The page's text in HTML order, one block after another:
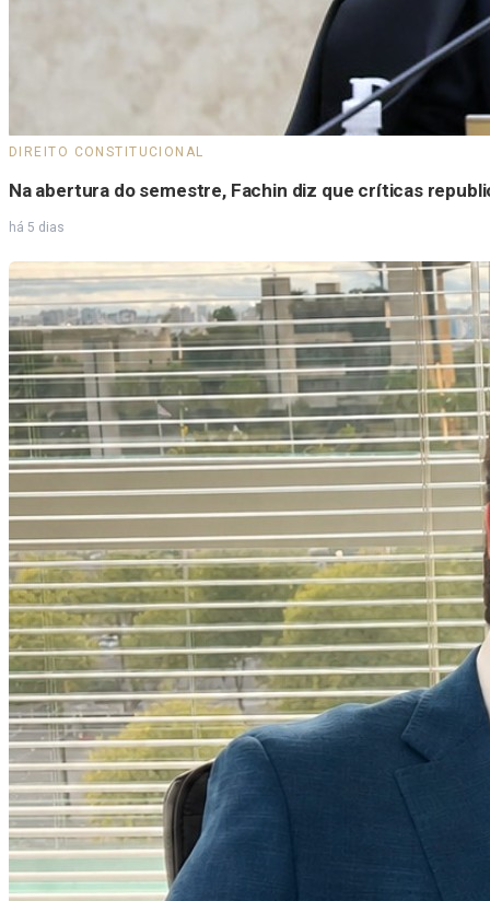
DIREITO CONSTITUCIONAL
Na abertura do semestre, Fachin diz que críticas
há 5 dias